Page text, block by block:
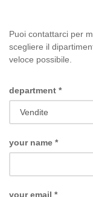
Puoi contattarci per
scegliere il
veloce possibile.
department *
your name *
your email *